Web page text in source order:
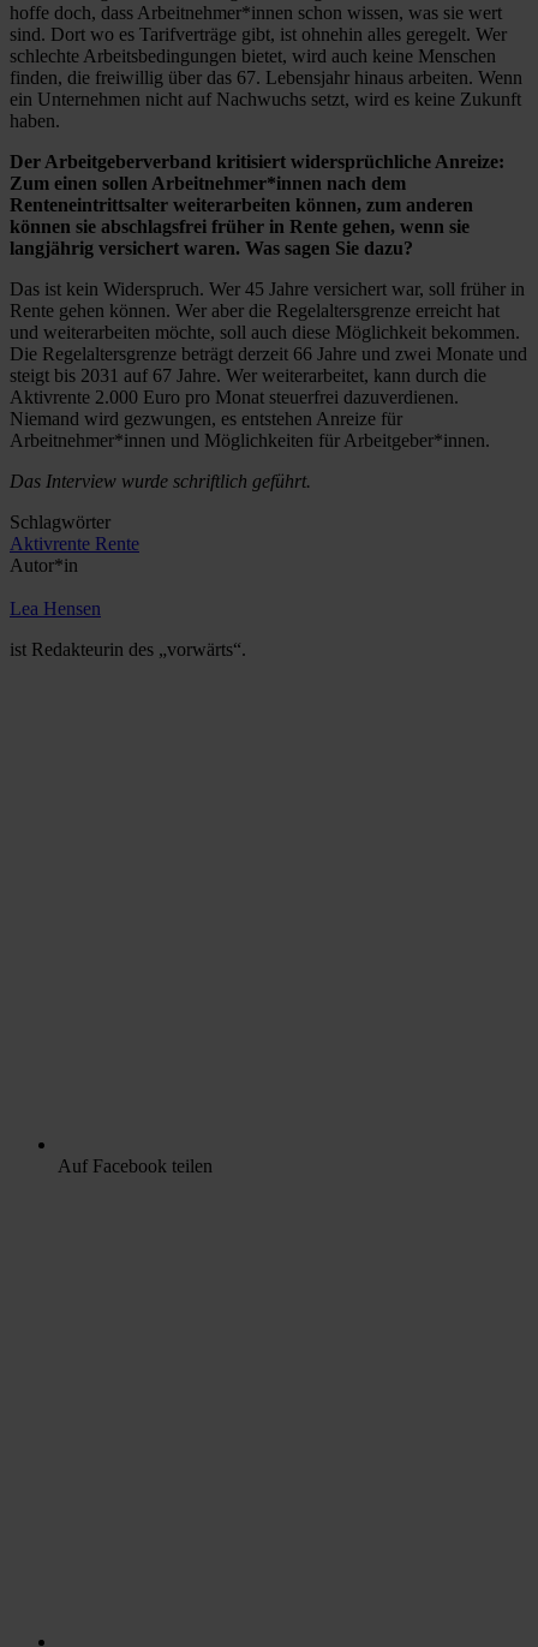
hoffe doch, dass Arbeitnehmer*innen schon wissen, was sie wert
sind. Dort wo es Tarifverträge gibt, ist ohnehin alles geregelt. Wer
schlechte Arbeitsbedingungen bietet, wird auch keine Menschen
finden, die freiwillig über das 67. Lebensjahr hinaus arbeiten. Wenn
ein Unternehmen nicht auf Nachwuchs setzt, wird es keine Zukunft
haben.
Der Arbeitgeberverband kritisiert widersprüchliche Anreize:
Zum einen sollen Arbeitnehmer*innen nach dem
Renteneintrittsalter weiterarbeiten können, zum anderen
können sie abschlagsfrei früher in Rente gehen, wenn sie
langjährig versichert waren. Was sagen Sie dazu?
Das ist kein Widerspruch. Wer 45 Jahre versichert war, soll früher in
Rente gehen können. Wer aber die Regelaltersgrenze erreicht hat
und weiterarbeiten möchte, soll auch diese Möglichkeit bekommen.
Die Regelaltersgrenze beträgt derzeit 66 Jahre und zwei Monate und
steigt bis 2031 auf 67 Jahre. Wer weiterarbeitet, kann durch die
Aktivrente 2.000 Euro pro Monat steuerfrei dazuverdienen.
Niemand wird gezwungen, es entstehen Anreize für
Arbeitnehmer*innen und Möglichkeiten für Arbeitgeber*innen.
Das Interview wurde schriftlich geführt.
Schlagwörter
Aktivrente Rente
Autor*in
Lea Hensen
ist Redakteurin des „vorwärts“.
Auf Facebook teilen